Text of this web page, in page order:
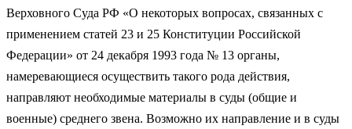
Верховного Суда РФ «О некоторых вопросах, связанных с
применением статей 23 и 25 Конституции Российской
Федерации» от 24 декабря 1993 года № 13 орга­ны,
намеревающиеся осуществить такого рода действия,
направляют необ­ходимые материалы в суды (общие и
военные) среднего звена. Возможно их направление и в суды